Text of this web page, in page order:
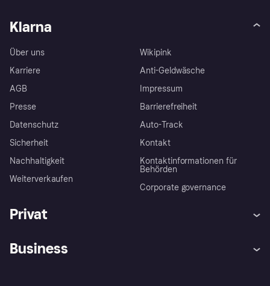
Klarna
Über uns
Karriere
AGB
Presse
Datenschutz
Sicherheit
Nachhaltigkeit
Weiterverkaufen
Wikipink
Anti-Geldwäsche
Impressum
Barrierefreiheit
Auto-Track
Kontakt
Kontaktinformationen für
Behörden
Corporate governance
Privat
Business